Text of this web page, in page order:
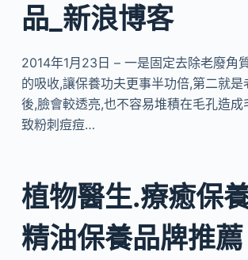
品_新浪博客
2014年1月23日 – 一是固定去除老廢角
的吸收,讓保養功夫更事半功倍,第二就是
後,臉會較透亮,也不容易堆積在毛孔造成
致粉刺痘痘…
植物醫生.療癒保
精油保養品牌推薦 |